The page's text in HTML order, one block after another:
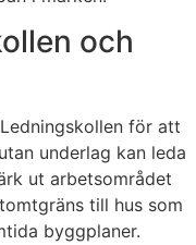
och
för att
underlag kan leda
ut arbetsområdet
till hus som
byggplaner.